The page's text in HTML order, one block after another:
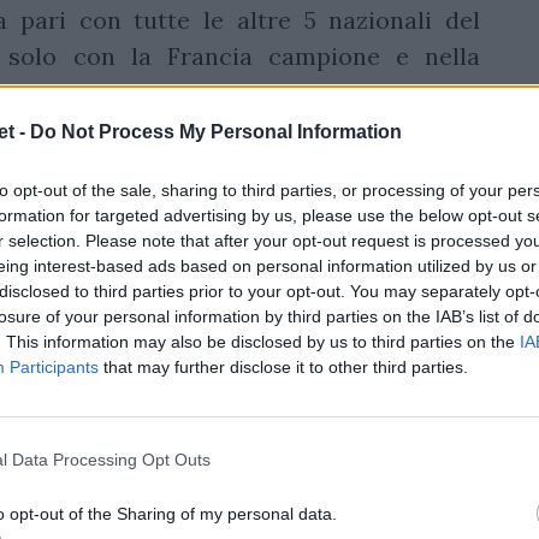
- Do Not Process My Personal Information
opt-out of the sale, sharing to third parties, or processing of your
for targeted advertising by us, please use the below opt-out
selection. Please note that after your opt-out request is processed
interest-based ads based on personal information utilized by us
to third parties prior to your opt-out. You may separately
of your personal information by third parties on the IAB’s list of
This information may also be disclosed by us to third parties on the
Participants that may further disclose it to other third parties.
Data Processing Opt Outs
opt-out of the Sharing of my personal data.
pari con tutte le altre 5 nazionali del
con la Francia campione e nella
formazione tipo del Sei
l'inserimento di tre giocatori italiani ella
èTommasoMenoncello, già MVP del torneo
notte che ha regalato agli Azzurri la prima
Gli altri sonoSimone Ferrari, pilone destro
ogni avversario in mischia (e la sua assenza
e
dopo anni di gavetta. I tre Azzurri sono
mondo e inseriti nel XV ideale del torneo.